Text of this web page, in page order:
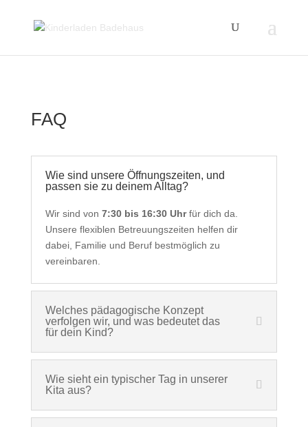
FAQ
Wie sind unsere Öffnungszeiten, und
passen sie zu deinem Alltag?
Wir sind von 7:30 bis 16:30 Uhrfür dich da.
Unsere flexiblen Betreuungszeiten helfen dir
dabei, Familie und Beruf bestmöglich zu
vereinbaren.
Welches pädagogische Konzept
verfolgen wir, und was bedeutet das
für dein Kind?
Wie sieht ein typischer Tag in unserer
Kita aus?